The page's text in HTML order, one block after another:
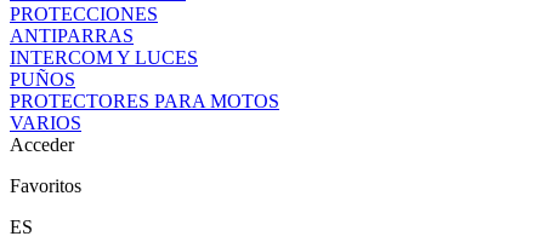
PROTECCIONES
ANTIPARRAS
INTERCOM Y LUCES
PUÑOS
PROTECTORES PARA MOTOS
VARIOS
Acceder
Favoritos
ES